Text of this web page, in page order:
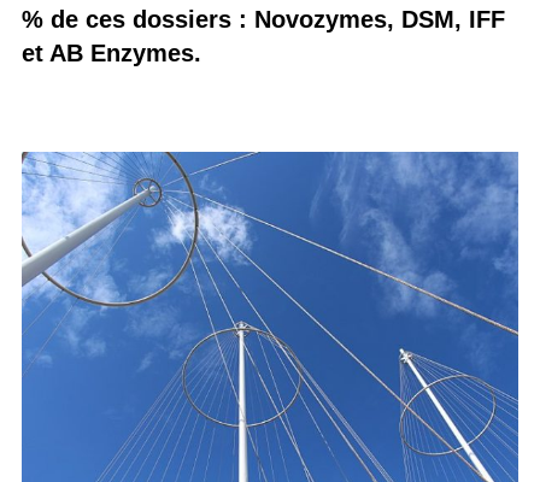
% de ces dossiers : Novozymes, DSM, IFF
et AB Enzymes.